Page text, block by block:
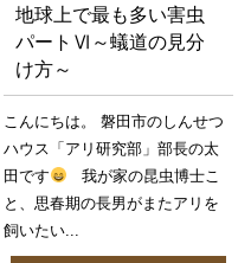
地球上で最も多い害虫
パートⅥ～蟻道の見分
け方～
こんにちは。 磐田市のしんせつ
ハウス「アリ研究部」部長の太
田です
我が家の昆虫博士こ
と、思春期の長男がまたアリを
飼いたい...